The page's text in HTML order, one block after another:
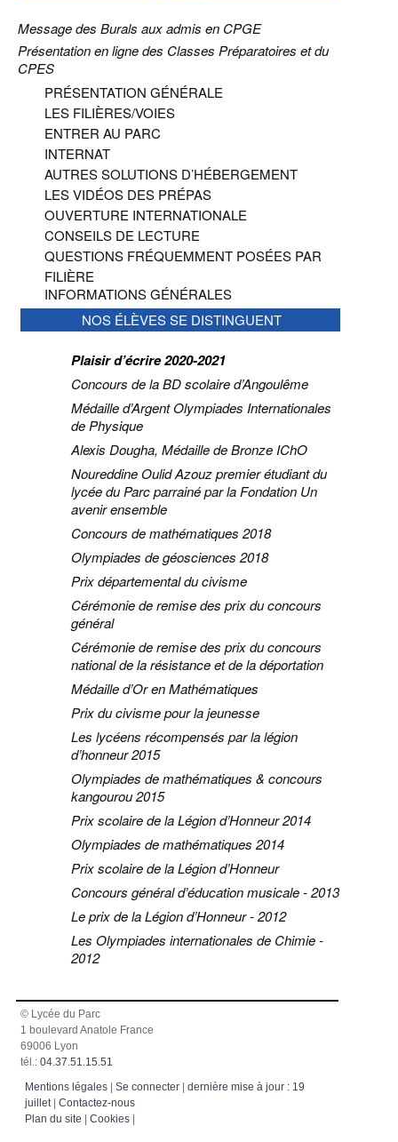
Message des Burals aux admis en CPGE
Présentation en ligne des Classes Préparatoires et du
CPES
PRÉSENTATION GÉNÉRALE
LES FILIÈRES/VOIES
ENTRER AU PARC
INTERNAT
AUTRES SOLUTIONS D’HÉBERGEMENT
LES VIDÉOS DES PRÉPAS
OUVERTURE INTERNATIONALE
CONSEILS DE LECTURE
QUESTIONS FRÉQUEMMENT POSÉES PAR
FILIÈRE
INFORMATIONS GÉNÉRALES
NOS ÉLÈVES SE DISTINGUENT
Plaisir d’écrire 2020-2021
Concours de la BD scolaire d’Angoulême
Médaille d’Argent Olympiades Internationales
de Physique
Alexis Dougha, Médaille de Bronze IChO
Noureddine Oulid Azouz premier étudiant du
lycée du Parc parrainé par la Fondation Un
avenir ensemble
Concours de mathématiques 2018
Olympiades de géosciences 2018
Prix départemental du civisme
Cérémonie de remise des prix du concours
général
Cérémonie de remise des prix du concours
national de la résistance et de la déportation
Médaille d’Or en Mathématiques
Prix du civisme pour la jeunesse
Les lycéens récompensés par la légion
d’honneur 2015
Olympiades de mathématiques & concours
kangourou 2015
Prix scolaire de la Légion d’Honneur 2014
Olympiades de mathématiques 2014
Prix scolaire de la Légion d’Honneur
Concours général d’éducation musicale - 2013
Le prix de la Légion d’Honneur - 2012
Les Olympiades internationales de Chimie -
2012
© Lycée du Parc
1 boulevard Anatole France
69006 Lyon
tél.:04.37.51.15.51
Mentions légales |Se connecter |dernière mise à jour : 19
juillet|Contactez-nous
Plan du site |Cookies